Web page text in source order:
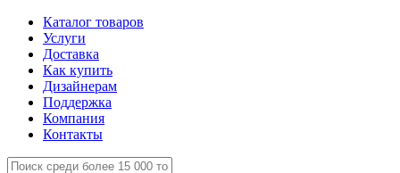
Каталог товаров
Услуги
Доставка
Как купить
Дизайнерам
Поддержка
Компания
Контакты